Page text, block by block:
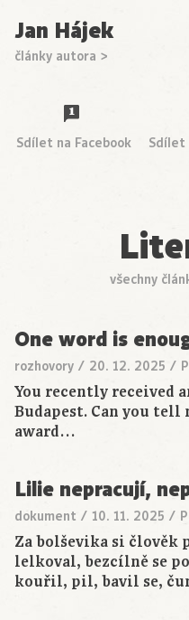
Jan Hájek
články autora >
Sdílet na Facebook
všechny
One word is
rozhovory / 20. 12. 2025 /
You recently received
Budapest. Can you tell
award…
Lilie nepracují,
dokument / 10. 11. 2025 /
Za bolševika si člověk
lelkoval, bezcílně se
kouřil, pil, bavil se,